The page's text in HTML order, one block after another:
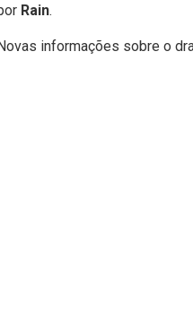
Rain.
informações sobre o